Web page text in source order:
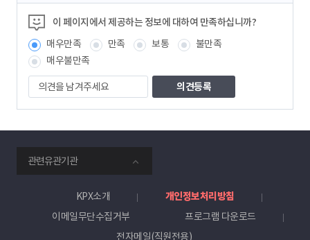
츠
정
보
책
임
자
이 페이지에서 제공하는 정보에 대하여 만족하십니까?
매우만족
만족 보통
불만족
매우불만족
의
견
을
겨
주
세
요
관련유관기관
KPX소개
개인정보처리방침
이메일무단수집거부
프로그램 다운로드
전자메일(직원전용)